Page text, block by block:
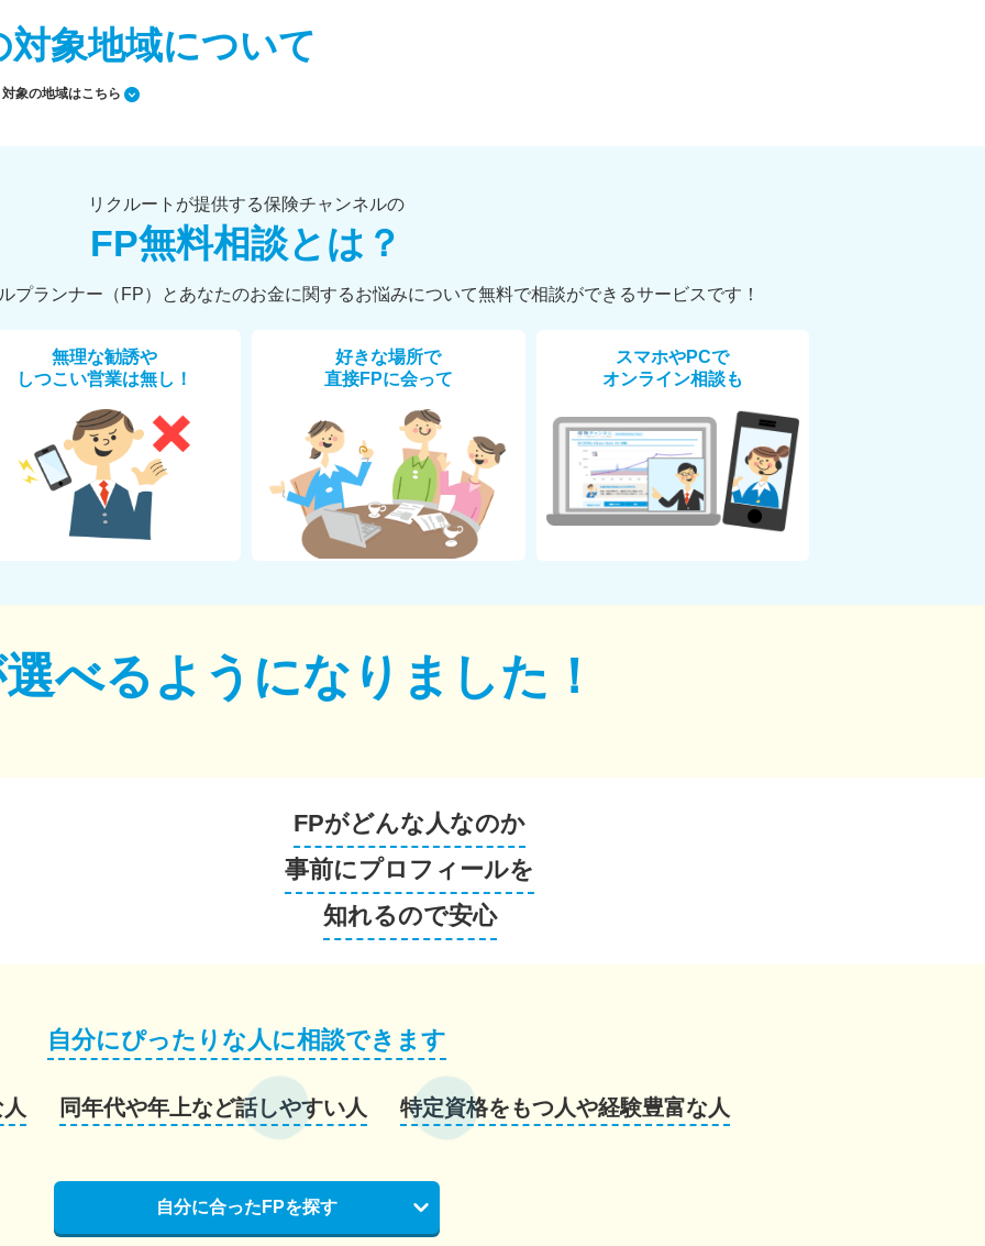
対象地域について
対象の地域はこちら
リクルートが提供する保険チャンネルの
FP無料相談とは？
プランナー（FP）とあなたのお金に関するお悩みについて無料で相談ができるサービスです！
無理な勧誘や
しつこい営業は無し！
好きな場所で
直接FPに会って
スマホやPCで
オンライン相談も
べるようになりました！
FPがどんな人なのか
事前にプロフィールを
知れるので安心
自分にぴったりな人に相談できます
同年代や年上など話しやすい人 特定資格をもつ人や経験豊富な人
自分に合ったFPを探す